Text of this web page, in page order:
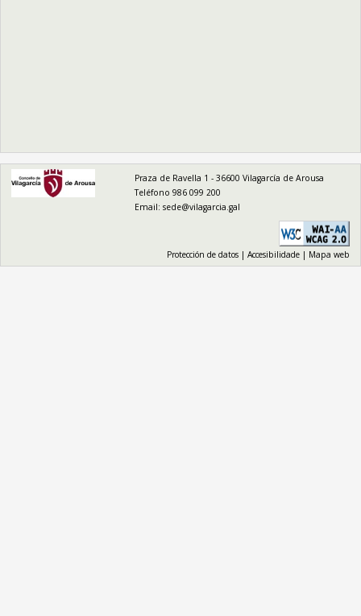
logo
Praza de Ravella 1 - 36600 Vilagarcía de Arousa
Teléfono 986 099 200
Email: sede@vilagarcia.gal
Protección de datos |Accesibilidade | Mapa web